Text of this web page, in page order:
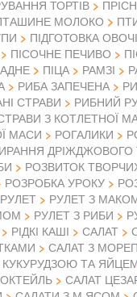
ТОРТІВ
МОЛОКО
ПІДГОТОВКА
ПІСОЧНЕ ПЕЧИВО
ПІЦА РАМЗІ
РИБА ЗАПЕЧЕНА
СТРАВИ РИБНИЙ
З КОТЛЕТНОЇ
МАСИ
РОГАЛИКИ
ДРІЖДЖОВОГО
РОЗВИТОК
РОЗРОБКА УРОКУ
РУЛЕТ РУЛЕТ З
РУЛЕТ З РИБИ
РІДКІ КАШІ САЛАТ
САЛАТ З
ТА
САЛАТ